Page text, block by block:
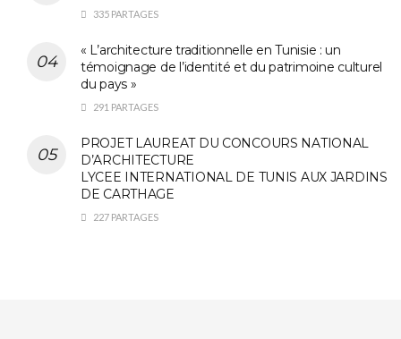
335 PARTAGES
« L’architecture traditionnelle en Tunisie : un
témoignage de l’identité et du patrimoine culturel
du pays »
291 PARTAGES
PROJET LAUREAT DU CONCOURS NATIONAL
D’ARCHITECTURE
LYCEE INTERNATIONAL DE TUNIS AUX JARDINS
DE CARTHAGE
227 PARTAGES